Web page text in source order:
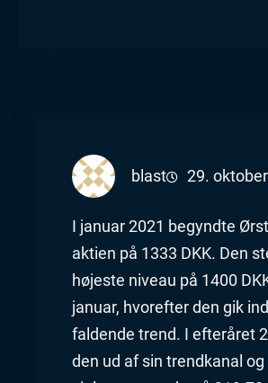
blast 29.
I januar 2021 begyndte
aktien på 1333 DKK. Den
højeste niveau på 1400
januar, hvorefter den gik
faldende trend. I efteråret
den ud af sin trendkanal og